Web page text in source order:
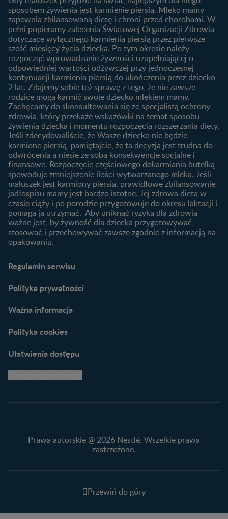
Produkty
Wyszukiwarka produktów
Nasze marki
Jak zaplanować płeć
dziecka?
Jak rozpoznać dni płodne?
Badania przed ciążą
Planowanie urlopu
macierzyńskiego
2. trymestr ciąży
3. trymestr ciąży
Rozwój dziecka
Kalendarz rozwoju dziecka
Skoki rozwojowe
Ząbkowanie u niemowląt
Żywienie dziecka
10 sposobów jak poprawić
laktację
Jakie mleko następne
wybrać dla dziecka?
Jak rozszerzać dietę
niemowlaka?
Przydatne materiały dla
rodziców
Poradniki dla rodziców
Karty do zdjęć dla
Maluszka
Materiały do pobrania
Narzędzia dla rodziców
praktyczne wskazówki
sposobem żywienia jest karmienie piersią. Mleko mamy
zapewnia zbilansowaną dietę i chroni przed chorobami. W
pełni popieramy zalecenia Światowej Organizacji Zdrowia
dotyczące wyłącznego karmienia piersią przez pierwsze
sześć miesięcy życia dziecka. Po tym okresie należy
rozpocząć wprowadzanie żywności uzupełniającej o
odpowiedniej wartości odżywczej przy jednoczesnej
kontynuacji karmienia piersią do ukończenia przez dziecko
2 lat. Zdajemy sobie też sprawę z tego, że nie zawsze
rodzice mogą karmić swoje dziecko mlekiem mamy.
Zachęcamy do skonsultowania się ze specjalistą ochrony
zdrowia, który przekaże wskazówki na temat sposobu
żywienia dziecka i momentu rozpoczęcia rozszerzania diety.
Jeśli zdecydowaliście, że Wasze dziecko nie będzie
karmione piersią, pamiętajcie, że ta decyzja jest trudna do
odwrócenia a niesie ze sobą konsekwencje socjalne i
finansowe. Rozpoczęcie częściowego dokarmiania butelką
spowoduje zmniejszenie ilości wytwarzanego mleka. Jeśli
maluszek jest karmiony piersią, prawidłowe zbilansowanie
jadłospisu mamy jest bardzo istotne. Jej zdrowa dieta w
czasie ciąży i po porodzie przygotowuje do okresu laktacji i
pomaga ją utrzymać. Aby uniknąć ryzyka dla zdrowia
ważne jest, by żywność dla dziecka przygotowywać,
stosować i przechowywać zawsze zgodnie z informacją na
opakowaniu.
Regulamin serwisu
Polityka prywatności
Ważna informacja
Polityka cookies
Ułatwienia dostępu
Prawa autorskie @ 2026 Nestlé. Wszelkie prawa
zastrzeżone.
Przewiń do góry